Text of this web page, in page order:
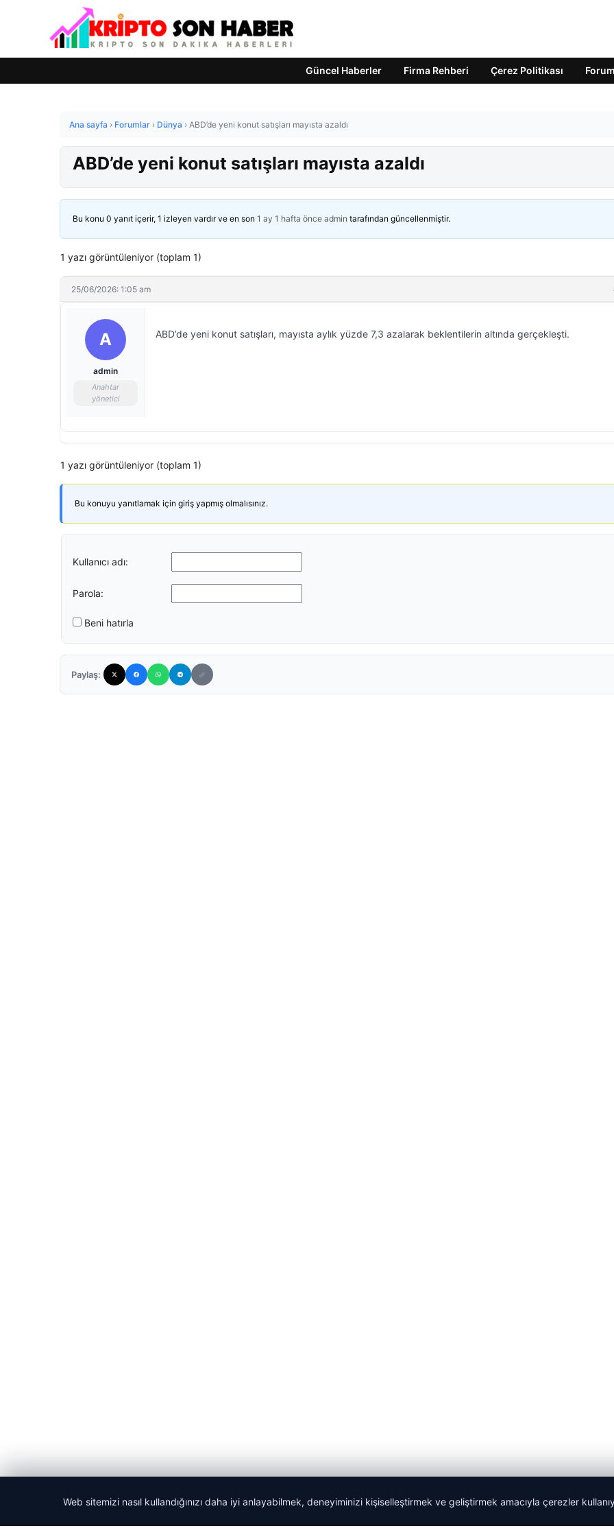
Güncel Haberler Firma Rehberi Çerez Politikası Forum
Ana sayfa › Forumlar › Dünya › ABD’de yeni konut satışları mayısta azaldı
ABD’de yeni konut satışları mayısta azaldı
Bu konu 0 yanıt içerir, 1 izleyen vardır ve en son 1 ay 1 hafta önce admin tarafından güncellenmiştir.
1 yazı görüntüleniyor (toplam 1)
25/06/2026: 1:05 am
A
admin
Anahtar
yönetici
ABD’de yeni konut satışları, mayısta aylık yüzde 7,3 azalarak beklentilerin altında gerçekleşti.
1 yazı görüntüleniyor (toplam 1)
Bu konuyu yanıtlamak için giriş yapmış olmalısınız.
Kullanıcı adı:
Parola:
Beni hatırla
Paylaş:
Web sitemizi nasıl kullandığınızı daha iyi anlayabilmek, deneyiminizi kişiselleştirmek ve geliştirmek amacıyla çerezler